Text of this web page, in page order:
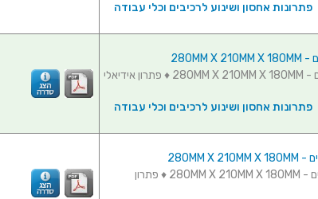
פתרונות אחסון ושינוע לרכיבים וכלי עבודה
סט 10 תאי אחסון מודולריים ירוקים - 280MM X 210MM X 180MM ♦ פתרון אידיאלי
פתרונות אחסון ושינוע לרכיבים וכלי עבודה
סט 10 תאי אחסון מודולריים כחולים - 280MM X 210MM X 180MM ♦ פתרון